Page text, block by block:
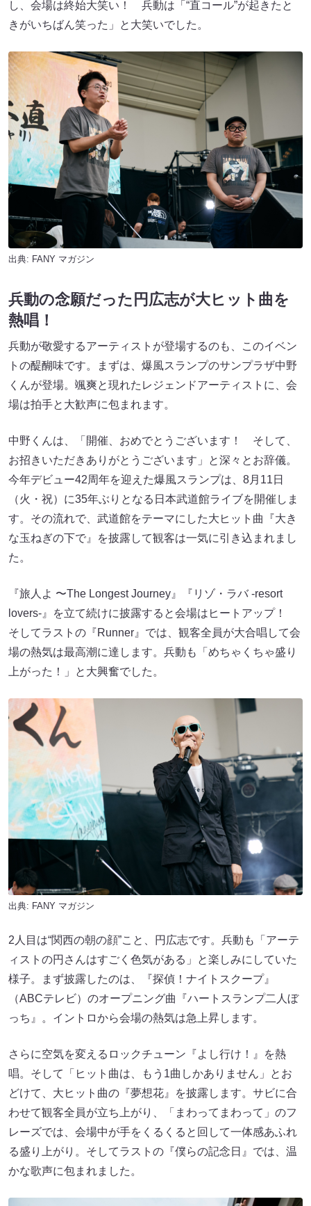
し、会場は終始大笑い！ 兵動は「“直コール”が起きたと
きがいちばん笑った」と大笑いでした。
出典: FANY マガジン
兵動の念願だった円広志が大ヒット曲を
熱唱！
兵動が敬愛するアーティストが登場するのも、このイベン
トの醍醐味です。まずは、爆風スランプのサンプラザ中野
くんが登場。颯爽と現れたレジェンドアーティストに、会
場は拍手と大歓声に包まれます。
中野くんは、「開催、おめでとうございます！ そして、
お招きいただきありがとうございます」と深々とお辞儀。
今年デビュー42周年を迎えた爆風スランプは、8月11日
（火・祝）に35年ぶりとなる日本武道館ライブを開催しま
す。その流れで、武道館をテーマにした大ヒット曲『大き
な玉ねぎの下で』を披露して観客は一気に引き込まれまし
た。
『旅人よ 〜The Longest Journey』『リゾ・ラバ -resort
lovers-』を立て続けに披露すると会場はヒートアップ！
そしてラストの『Runner』では、観客全員が大合唱して会
場の熱気は最高潮に達します。兵動も「めちゃくちゃ盛り
上がった！」と大興奮でした。
出典: FANY マガジン
2人目は“関西の朝の顔”こと、円広志です。兵動も「アーテ
ィストの円さんはすごく色気がある」と楽しみにしていた
様子。まず披露したのは、『探偵！ナイトスクープ』
（ABCテレビ）のオープニング曲『ハートスランプ二人ぼ
っち』。イントロから会場の熱気は急上昇します。
さらに空気を変えるロックチューン『よし行け！』を熱
唱。そして「ヒット曲は、もう1曲しかありません」とお
どけて、大ヒット曲の『夢想花』を披露します。サビに合
わせて観客全員が立ち上がり、「まわってまわって」のフ
レーズでは、会場中が手をくるくると回して一体感あふれ
る盛り上がり。そしてラストの『僕らの記念日』では、温
かな歌声に包まれました。